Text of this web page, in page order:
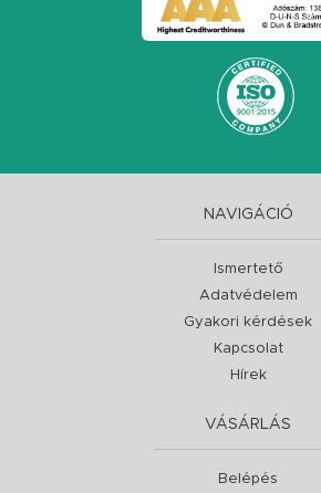
NAVIGÁCIÓ
Ismertető
Adatvédelem
Gyakori kérdések
Kapcsolat
Hírek
VÁSÁRLÁS
Belépés